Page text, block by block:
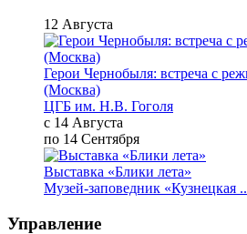
12 Августа
Герои Чернобыля: встреча с
(Москва)
ЦГБ им. Н.В. Гоголя
с 14 Августа
по 14 Сентября
Выставка «Блики лета»
Музей-заповедник «Кузнецкая
Управление